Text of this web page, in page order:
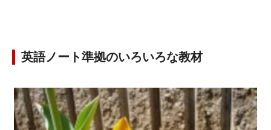
英語ノート準拠のいろいろな教材